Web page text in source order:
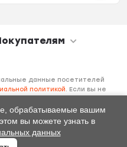
данные посетителей
политикой
. Если вы не
обрабатываемые вашим
вы можете узнать в
данных